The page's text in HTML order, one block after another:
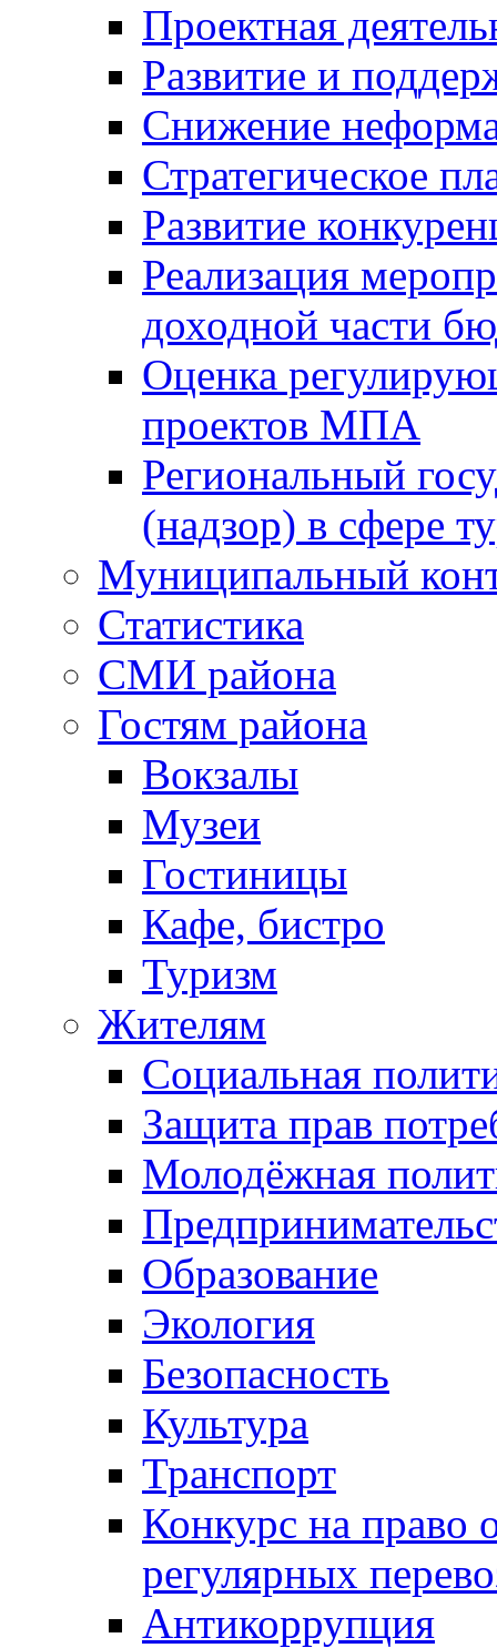
Проектная
Развитие и
Снижение
Стратегическое
Развитие
Реализация
доходной части
Оценка
проектов МПА
Региональный
(надзор) в сфере
Муниципальный
Статистика
СМИ района
Гостям района
Вокзалы
Музеи
Гостиницы
Кафе, бистро
Туризм
Жителям
Социальная
Защита прав
Молодёжная
Образование
Экология
Безопасность
Культура
Транспорт
Конкурс на право
регулярных
Антикоррупция